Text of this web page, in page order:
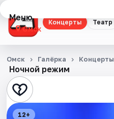
Концерты Театр
Меню
Омск
Концерты
Театр
Стендап
Ночной режим
Омск Галёрка Концерты
12+